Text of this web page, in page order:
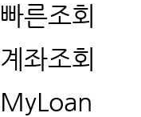
빠른조회
계좌조회
MyLoan